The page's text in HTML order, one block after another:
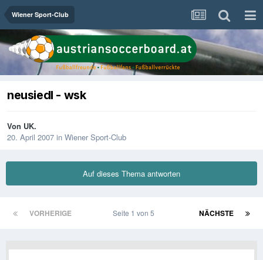
Wiener Sport-Club
neusiedl - wsk
Von UK.
20. April 2007 in Wiener Sport-Club
Auf dieses Thema antworten
VORHERIGE NÄCHSTE
Seite 1 von 5